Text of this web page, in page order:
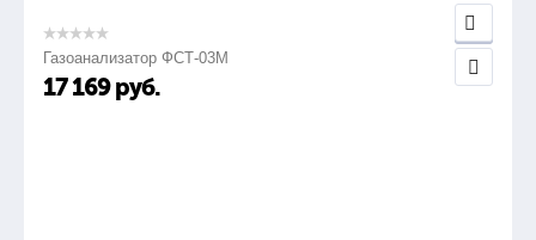
Газоанализатор ФСТ-03М
17 169 руб.